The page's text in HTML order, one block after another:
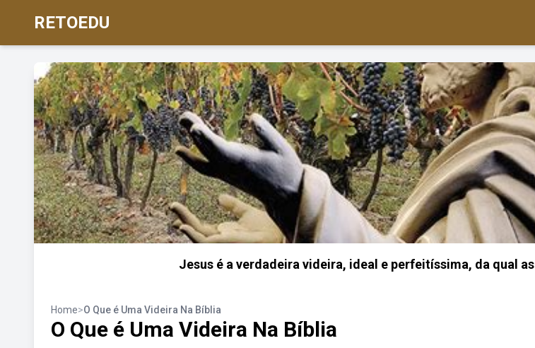
RETOEDU
Jesus é a verdadeira videira, ideal e perfeitíssima, da qual as
Home>O Que é Uma Videira Na Bíblia
O Que é Uma Videira Na Bíblia